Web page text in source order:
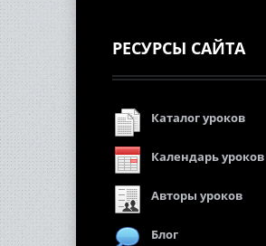
РЕСУРСЫ САЙТА
Каталог уроков
Календарь уроков
Авторы уроков
Блог